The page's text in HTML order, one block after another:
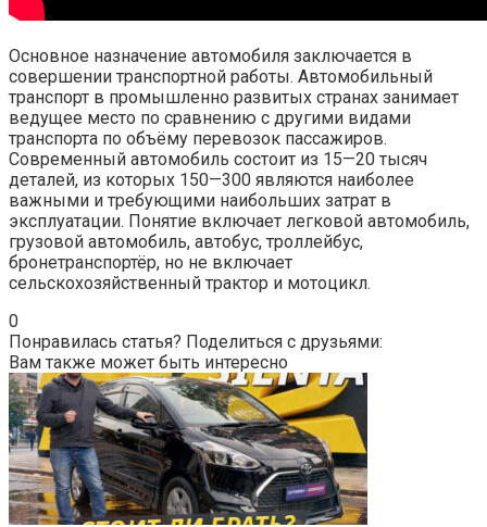
Основное назначение автомобиля заключается в
совершении транспортной работы. Автомобильный
транспорт в промышленно развитых странах занимает
ведущее место по сравнению с другими видами
транспорта по объёму перевозок пассажиров.
Современный автомобиль состоит из 15—20 тысяч
деталей, из которых 150—300 являются наиболее
важными и требующими наибольших затрат в
эксплуатации. Понятие включает легковой автомобиль,
грузовой автомобиль, автобус, троллейбус,
бронетранспортёр, но не включает
сельскохозяйственный трактор и мотоцикл.
0
Понравилась статья? Поделиться с друзьями:
Вам также может быть интересно